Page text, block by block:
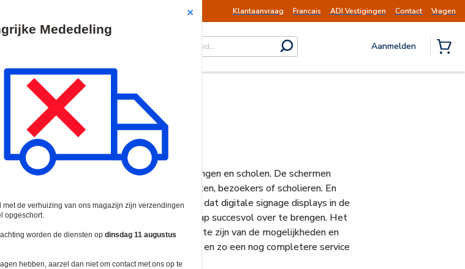
Verzendingen worden op dinsdag 11 augustus hervat. Mededeling
Klantaanvraag Francais ADI Vestigingen Contact Vragen
submit search
Aanmelden
rol voor bedrijven, retailers, overheidsinstellingen en scholen. De schermen
doelgroepen, zoals collega's, klanten, bezoekers of scholieren. En
Er zijn zelfs onderzoeken die aantonen dat digitale signage displays in de
middel zijn om een belangrijke boodschap succesvol over te brengen. Het
beveiligingsinstallateur: Door op de hoogte te zijn van de mogelijkheden en
in uw offerte voor nieuwe projecten en zo een nog completere service
het gebied van digitale signage uit.